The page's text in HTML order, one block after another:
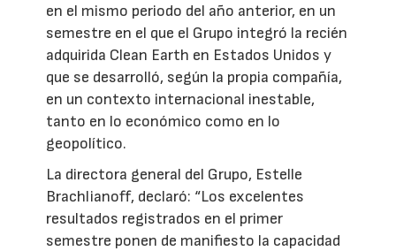
en el mismo periodo del año anterior, en un
semestre en el que el Grupo integró la recién
adquirida Clean Earth en Estados Unidos y
que se desarrolló, según la propia compañía,
en un contexto internacional inestable,
tanto en lo económico como en lo
geopolítico.
La directora general del Grupo, Estelle
Brachlianoff, declaró: “Los excelentes
resultados registrados en el primer
semestre ponen de manifiesto la capacidad